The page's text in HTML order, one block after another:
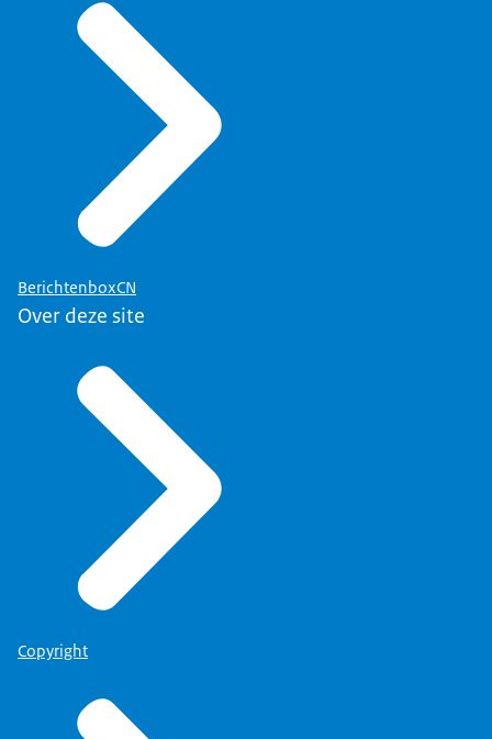
BerichtenboxCN
Over deze site
Copyright